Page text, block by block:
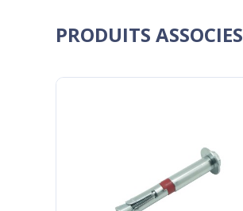
PRODUITS ASSOCIES